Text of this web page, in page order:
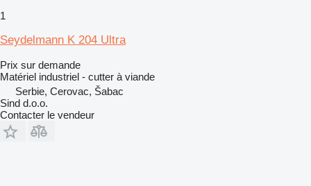
1
Seydelmann K 204 Ultra
Prix sur demande
Matériel industriel - cutter à viande
Serbie, Cerovac, Šabac
Sind d.o.o.
Contacter le vendeur